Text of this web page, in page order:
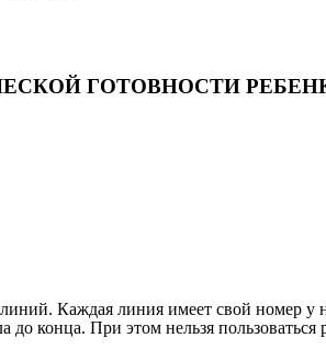
ГОТОВНОСТИ
Каждая линия имеет свой номер у
до конца. При этом нельзя